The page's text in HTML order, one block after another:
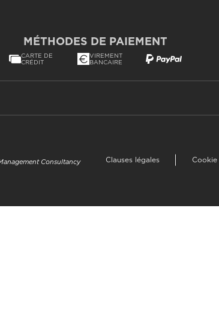
MÉTHODES DE PAIEMENT
CARTE DE
CRÉDIT
VIREMENT
BANCAIRE
Consultancy
Clauses légales